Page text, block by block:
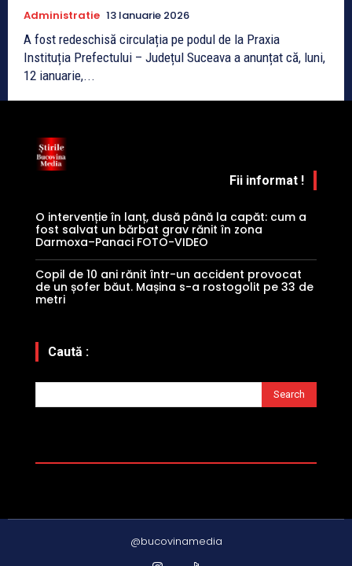
Administratie 13 Ianuarie 2026
A fost redeschisă circulația pe podul de la Praxia
Instituția Prefectului – Județul Suceava a anunțat că, luni,
12 ianuarie,...
Fii informat !
O intervenție în lanț, dusă până la capăt: cum a
fost salvat un bărbat grav rănit în zona
Darmoxa–Panaci FOTO-VIDEO
Copil de 10 ani rănit într-un accident provocat
de un șofer băut. Mașina s-a rostogolit pe 33 de
metri
Caută :
Search
@bucovinamedia